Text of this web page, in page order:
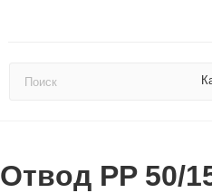
Отвод PP 50/